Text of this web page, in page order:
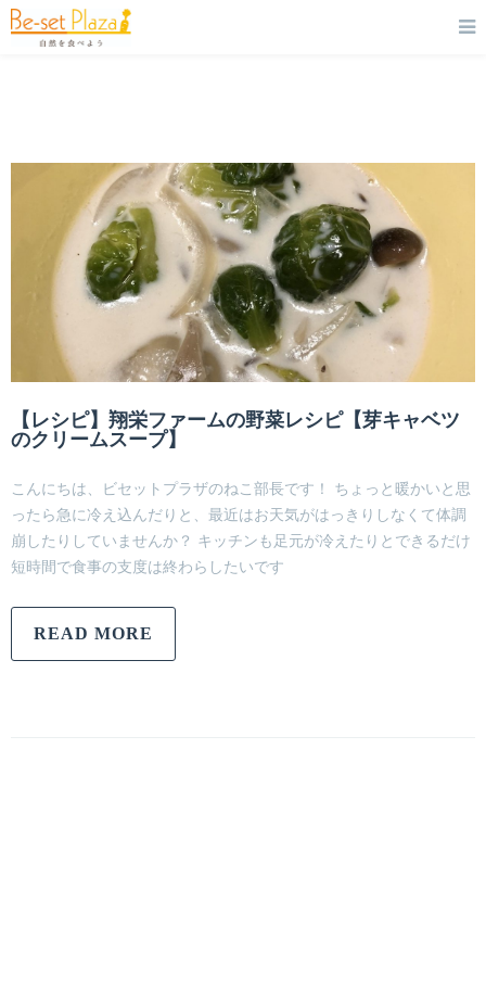
【レシピ】翔栄ファームの野菜レシピ【芽キャベツ
のクリームスープ】
こんにちは、ビセットプラザのねこ部長です！ ちょっと暖かいと思
ったら急に冷え込んだりと、最近はお天気がはっきりしなくて体調
崩したりしていませんか？ キッチンも足元が冷えたりとできるだけ
短時間で食事の支度は終わらしたいです
READ MORE